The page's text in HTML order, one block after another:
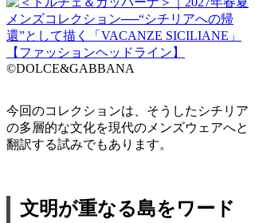
©DOLCE&GABBANA
今回のコレクションは、そうしたシチリア
の多層的な文化を現代のメンズウェアへと
翻訳する試みでもあります。
文明が重なる島をワード